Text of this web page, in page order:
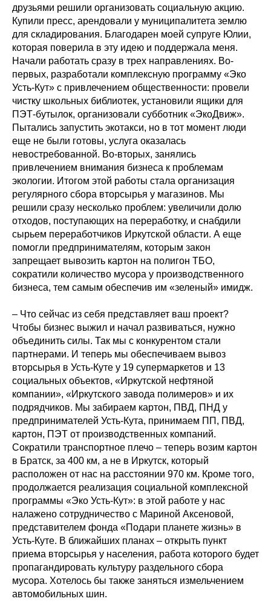
друзьями решили организовать социальную акцию.
Купили пресс, арендовали у муниципалитета землю
для складирования. Благодарен моей супруге Юлии,
которая поверила в эту идею и поддержала меня.
Начали работать сразу в трех направлениях. Во-
первых, разработали комплексную программу «Эко
Усть-Кут» с привлечением общественности: провели
чистку школьных библиотек, установили ящики для
ПЭТ-бутылок, организовали субботник «ЭкоДвиж».
Пытались запустить экотакси, но в тот момент люди
еще не были готовы, услуга оказалась
невостребованной. Во-вторых, занялись
привлечением внимания бизнеса к проблемам
экологии. Итогом этой работы стала организация
регулярного сбора вторсырья у магазинов. Мы
решили сразу несколько проблем: увеличили долю
отходов, поступающих на переработку, и снабдили
сырьем переработчиков Иркутской области. А еще
помогли предпринимателям, которым закон
запрещает вывозить картон на полигон ТБО,
сократили количество мусора у производственного
бизнеса, тем самым обеспечив им «зеленый» имидж.
– Что сейчас из себя представляет ваш проект?
Чтобы бизнес выжил и начал развиваться, нужно
объединить силы. Так мы с конкурентом стали
партнерами. И теперь мы обеспечиваем вывоз
вторсырья в Усть-Куте у 19 супермаркетов и 13
социальных объектов, «Иркутской нефтяной
компании», «Иркутского завода полимеров» и их
подрядчиков. Мы забираем картон, ПВД, ПНД у
предпринимателей Усть-Кута, принимаем ПП, ПВД,
картон, ПЭТ от производственных компаний.
Сократили транспортное плечо – теперь возим картон
в Братск, за 400 км, а не в Иркутск, который
расположен от нас на расстоянии 970 км. Кроме того,
продолжается реализация социальной комплексной
программы «Эко Усть-Кут»: в этой работе у нас
налажено сотрудничество с Мариной Аксеновой,
представителем фонда «Подари планете жизнь» в
Усть-Куте. В ближайших планах – открыть пункт
приема вторсырья у населения, работа которого будет
пропагандировать культуру раздельного сбора
мусора. Хотелось бы также заняться измельчением
автомобильных шин.